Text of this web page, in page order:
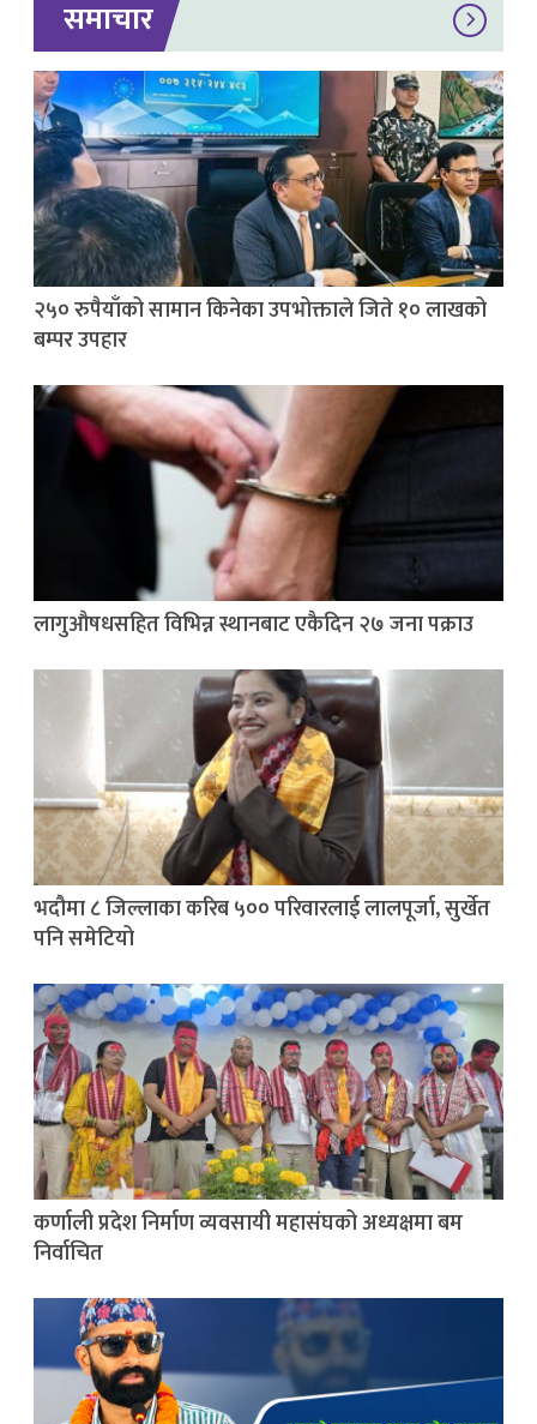
समाचार
२५० रुपैयाँको सामान किनेका उपभोक्ताले जिते १० लाखको
बम्पर उपहार
लागुऔषधसहित विभिन्न स्थानबाट एकैदिन २७ जना पक्राउ
भदौमा ८ जिल्लाका करिब ५०० परिवारलाई लालपूर्जा, सुर्खेत
पनि समेटियो
कर्णाली प्रदेश निर्माण व्यवसायी महासंघको अध्यक्षमा बम
निर्वाचित